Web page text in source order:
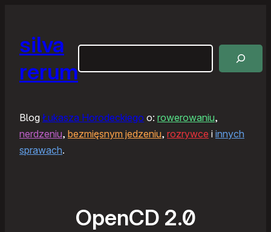
silva
rerum
Blog Łukasza Horodeckiego o: rowerowaniu,
nerdzeniu, bezmięsnym jedzeniu, rozrywce i innych
sprawach.
OpenCD 2.0